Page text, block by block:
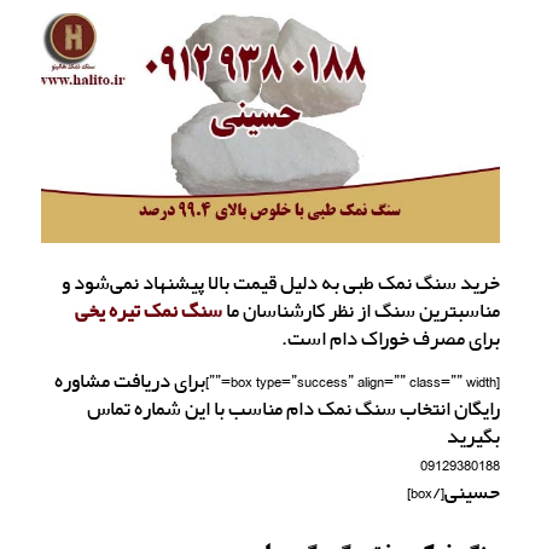
خرید سنگ نمک طبی به دلیل قیمت بالا پیشنهاد نمی‌شود و
مناسبترین سنگ از نظر کارشناسان ماسنگ نمک تیره یخی
برای مصرف خوراک دام است.
[box type=”success” align=”” class=”” width=””]برای دریافت مشاوره
رایگان انتخاب سنگ نمک دام مناسب با این شماره تماس
بگیرید
09129380188
حسینی[/box]